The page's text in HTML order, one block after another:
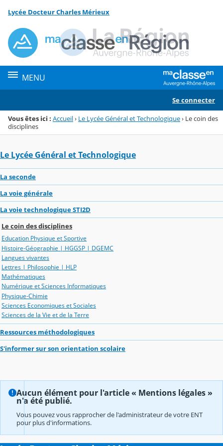
Menu de la rubrique
Contenu
Lycée Docteur Charles Mérieux
MENU
Se connecter
Vous êtes ici : Accueil› Le Lycée Général et Technologique› Le coin des
disciplines
Le Lycée Général et Technologique
La seconde
La voie générale
La voie technologique STI2D
Le coin des disciplines
Education Physique et Sportive
Histoire-Géographie | HGGSP | DGEMC
Langues vivantes
Lettres | Philosophie | HLP
Mathématiques
Numérique et Sciences Informatiques
Physique-Chimie
Sciences Economiques et Sociales
Sciences de la Vie et de la Terre
Ressources méthodologiques
S'informer sur son orientation scolaire
Aucun élément pour l'article « Mentions légales »
n'a été publié.
Vous pouvez vous rapprocher de l'administrateur de votre ENT
pour plus d'informations.